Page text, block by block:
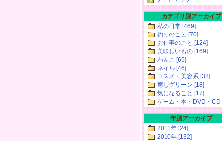
カテゴリ別アーカイブ
私の日常 [469]
釣りのこと [70]
お仕事のこと [124]
美味しいもの [169]
わんこ [65]
ネイル [46]
コスメ・美容系 [32]
癒しグリーン [18]
気になること [17]
ゲーム・本・DVD・CD
年別アーカイブ
2011年 [24]
2010年 [132]